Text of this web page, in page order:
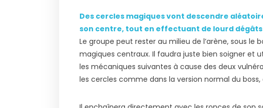
Des cercles magiques vont descendre
son centre, tout en effectuant de lourd
Le groupe peut rester au milieu de l’arène, sous le
magiques centraux. Il faudra juste bien soigner et
les mécaniques suivantes à cause des deux
les cercles comme dans la version normal du boss,